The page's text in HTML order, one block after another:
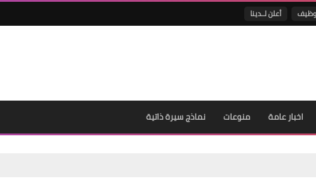
أعلن لــدينا
اخبار عامة منوعات نماذج سيرة ذاتية